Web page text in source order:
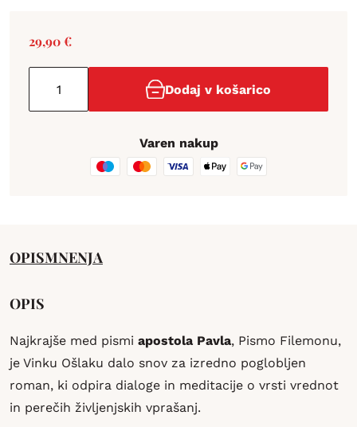
29,90€
Dodaj v košarico
Varen nakup
OPISMNENJA
OPIS
Najkrajše med pismi apostola Pavla, Pismo Filemonu,
je Vinku Ošlaku dalo snov za izredno poglobljen
roman, ki odpira dialoge in meditacije o vrsti vrednot
in perečih življenjskih vprašanj.